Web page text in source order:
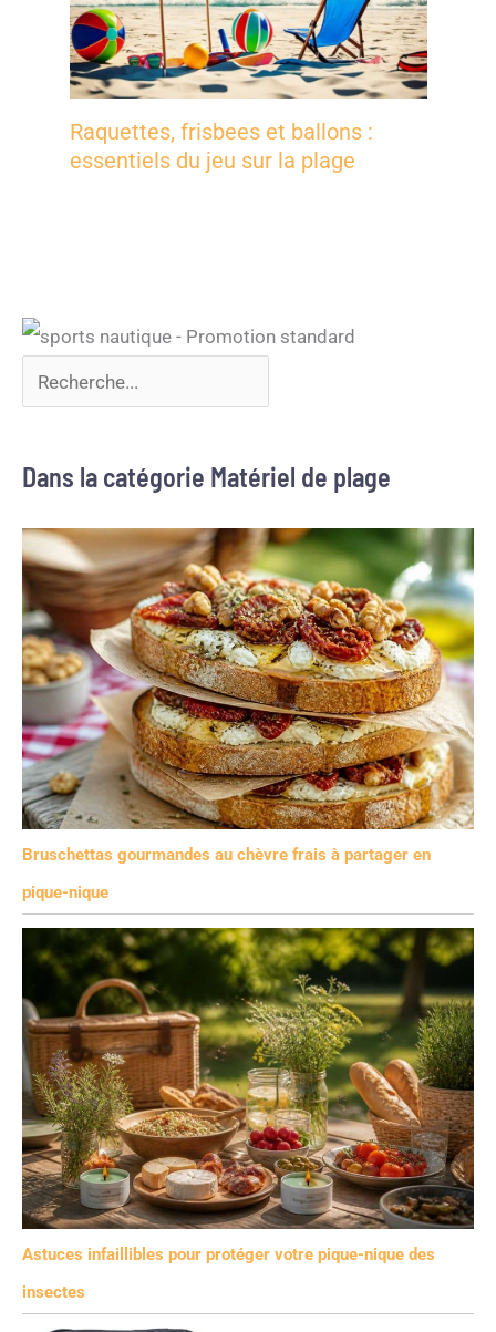
Raquettes, frisbees et ballons :
essentiels du jeu sur la plage
Dans la catégorie Matériel de plage
Bruschettas gourmandes au chèvre frais à partager en
pique-nique
Astuces infaillibles pour protéger votre pique-nique des
insectes